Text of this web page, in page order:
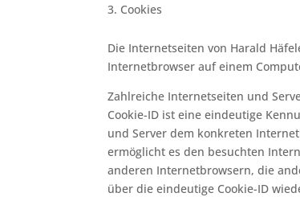
Cookies
Die Internetseiten von Harald
Internetbrowser auf einem
Zahlreiche Internetseiten und
Cookie-ID ist eine eindeutige
und Server dem konkreten
ermöglicht es den besuchten
anderen Internetbrowsern, die
über die eindeutige Cookie-ID